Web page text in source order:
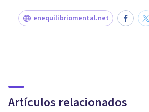
enequilibriomental.net
Artículos relacionados
Occidente y Japón